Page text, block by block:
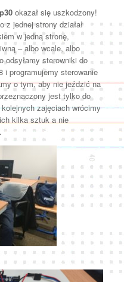
okazał się uszkodzony!
z jednej strony działał
w jedną stronę,
– albo wcale, albo
odsyłamy sterowniki do
i programujemy sterowanie
o tym, aby nie jeździć na
jest tylko do
zajęciach wrócimy
kilka sztuk a nie